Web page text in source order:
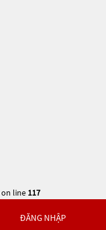
on line 117
ĐĂNG NHẬP